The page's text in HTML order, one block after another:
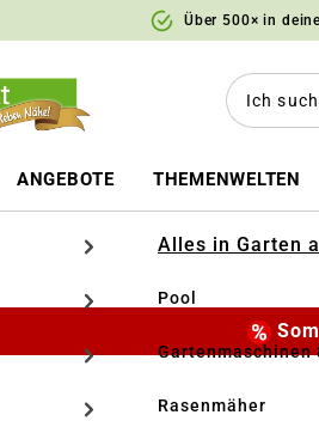
springen Über 500× in
ANGEBOTE THEMENWELTEN
Alles in Garten
Pool
Gartenmaschinen
Rasenmäher